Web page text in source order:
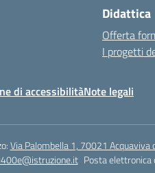
Didattica
Offerta
I progetti
di accessibilitàNote legali
Via Palombella 1, 70021 Acquaviva
Posta elettronica